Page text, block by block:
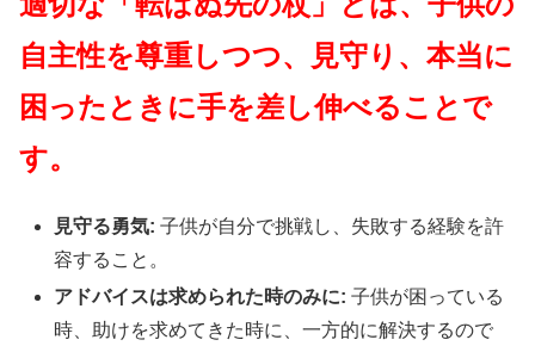
自主性を尊重しつつ、見守り、本当に
困ったときに手を差し伸べることで
す。
見守る勇気: 子供が自分で挑戦し、失敗する経験を許
容すること。
アドバイスは求められた時のみに: 子供が困っている
時、助けを求めてきた時に、一方的に解決するので